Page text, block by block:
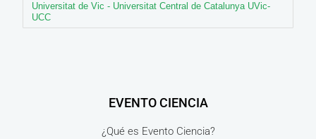
Universitat de Vic - Universitat Central de Catalunya UVic-
UCC
EVENTO CIENCIA
¿Qué es Evento Ciencia?